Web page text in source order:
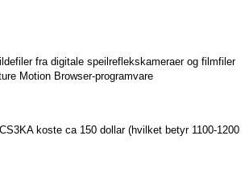
fra digitale speilreflekskameraer og filmfiler
Motion Browser-programvare
koste ca 150 dollar (hvilket betyr 1100-1200